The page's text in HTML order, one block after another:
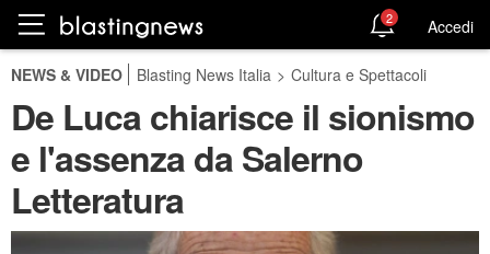
2 Accedi
NEWS & VIDEO Blasting News Italia > Cultura e Spettacoli
De Luca chiarisce il sionismo
e l'assenza da Salerno
Letteratura